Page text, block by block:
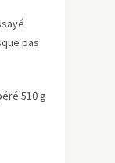
pas
510 g